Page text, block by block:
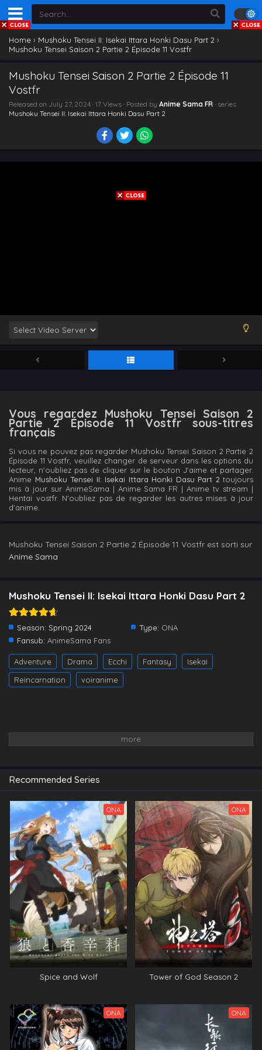
Home › Mushoku Tensei II: Isekai Ittara Honki Dasu Part 2 ›
Mushoku Tensei Saison 2 Partie 2 Épisode 11 Vostfr
Mushoku Tensei Saison 2 Partie 2 Épisode 11
Vostfr
Released on July 27, 2024 · 17 Views · Posted by Anime Sama FR · series
Mushoku Tensei II: Isekai Ittara Honki Dasu Part 2
Vous regardez Mushoku Tensei Saison 2
Partie 2 Épisode 11 Vostfr sous-titres
français
Si vous ne pouvez pas regarder Mushoku Tensei Saison 2 Partie 2
Épisode 11 Vostfr, veuillez changer de serveur dans les options du
lecteur, n'oubliez pas de cliquer sur le bouton J'aime et partager.
Anime Mushoku Tensei II: Isekai Ittara Honki Dasu Part 2 toujours
mis à jour sur AnimeSama | Anime Sama FR | Anime tv stream |
Hentai vostfr. N'oubliez pas de regarder les autres mises à jour
d'anime.
Mushoku Tensei Saison 2 Partie 2 Épisode 11 Vostfr est sorti sur
Anime Sama
Mushoku Tensei II: Isekai Ittara Honki Dasu Part 2
Season: Spring 2024 Type: ONA
Fansub: AnimeSama Fans
Adventure Drama Ecchi Fantasy
Isekai
Reincarnation
voiranime
Recommended Series
ONA
Spice and Wolf
ONA
Tower of God Season 2
ONA ONA